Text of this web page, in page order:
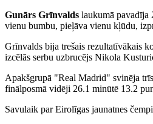
Gunārs Grīnvalds laukumā pavadīja
vienu bumbu, pieļāva vienu kļūdu,
Grīnvalds bija trešais rezultatīvākais
izcēlās serbu uzbrucējs Nikola
Apakšgrupā "Real Madrid" svinēja
finālposmā vidēji 26.1 minūtē 13.2
Savulaik par Eirolīgas jaunatnes